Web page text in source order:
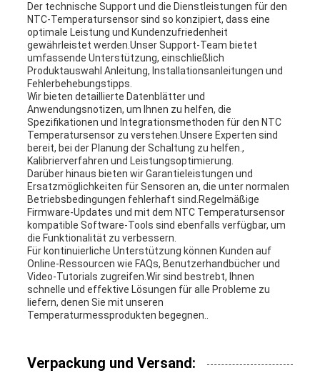
Der technische Support und die Dienstleistungen für den
NTC-Temperatursensor sind so konzipiert, dass eine
optimale Leistung und Kundenzufriedenheit
gewährleistet werden.Unser Support-Team bietet
umfassende Unterstützung, einschließlich
Produktauswahl Anleitung, Installationsanleitungen und
Fehlerbehebungstipps.
Wir bieten detaillierte Datenblätter und
Anwendungsnotizen, um Ihnen zu helfen, die
Spezifikationen und Integrationsmethoden für den NTC
Temperatursensor zu verstehen.Unsere Experten sind
bereit, bei der Planung der Schaltung zu helfen.,
Kalibrierverfahren und Leistungsoptimierung.
Darüber hinaus bieten wir Garantieleistungen und
Ersatzmöglichkeiten für Sensoren an, die unter normalen
Betriebsbedingungen fehlerhaft sind.Regelmäßige
Firmware-Updates und mit dem NTC Temperatursensor
kompatible Software-Tools sind ebenfalls verfügbar, um
die Funktionalität zu verbessern.
Für kontinuierliche Unterstützung können Kunden auf
Online-Ressourcen wie FAQs, Benutzerhandbücher und
Video-Tutorials zugreifen.Wir sind bestrebt, Ihnen
schnelle und effektive Lösungen für alle Probleme zu
liefern, denen Sie mit unseren
Temperaturmessprodukten begegnen..
Verpackung und Versand: